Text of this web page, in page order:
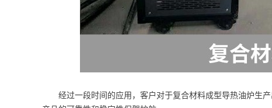
经过一段时间的应用，客户对于复合材料成型导热油炉生